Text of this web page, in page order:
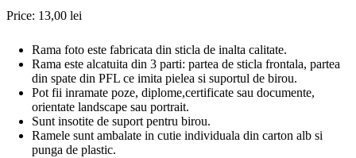
Price: 13,00 lei
Rama foto este fabricata din sticla de inalta calitate.
Rama este alcatuita din 3 parti: partea de sticla frontala, partea
din spate din PFL ce imita pielea si suportul de birou.
Pot fii inramate poze, diplome,certificate sau documente,
orientate landscape sau portrait.
Sunt insotite de suport pentru birou.
Ramele sunt ambalate in cutie individuala din carton alb si
punga de plastic.